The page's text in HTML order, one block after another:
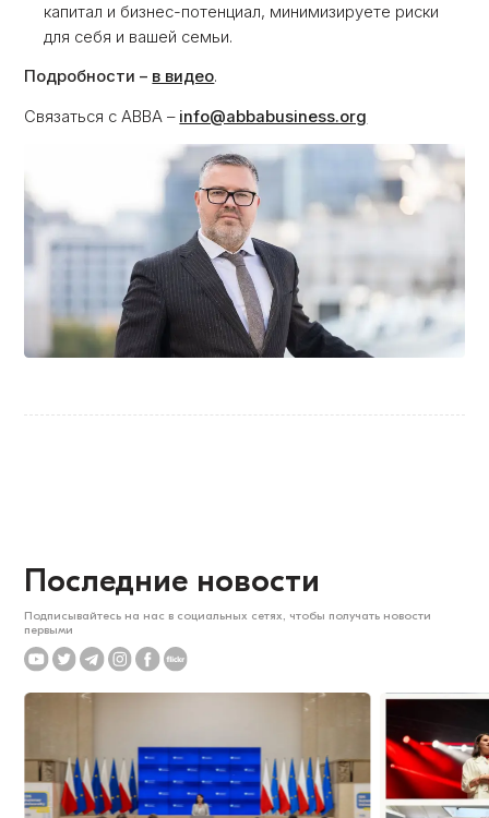
капитал и бизнес-потенциал, минимизируете риски
для себя и вашей семьи.
Подробности – в видео.
Связаться с АВВА – info@abbabusiness.org
Последние новости
Подписывайтесь на нас в социальных сетях, чтобы получать новости
первыми